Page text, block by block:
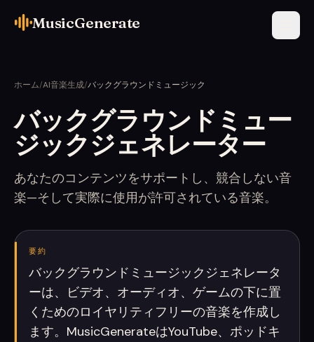
MusicGenerate
ホーム/AI音楽生成/バックグラウンドミュージック
バックグラウンドミュー
ジックジェネレーター
あなたのコンテンツをサポートし、競合しない音
楽—そして実際に使用が許可されている音楽。
要約
バックグラウンドミュージックジェネレータ
ーは、ビデオ、オーディオ、ゲームの下に置
くためのロイヤリティフリーの音楽を作成し
ます。MusicGenerateはYouTube、ポッドキ